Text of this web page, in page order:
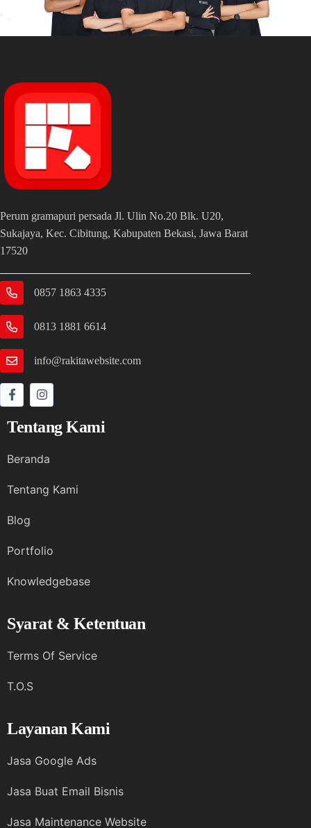
Perum gramapuri persada Jl. Ulin No.20 Blk. U20,
Sukajaya, Kec. Cibitung, Kabupaten Bekasi, Jawa Barat
17520
0857 1863 4335
0813 1881 6614
info@rakitawebsite.com
Tentang Kami
Beranda
Tentang Kami
Blog
Portfolio
Knowledgebase
Syarat & Ketentuan
Terms Of Service
T.O.S
Layanan Kami
Jasa Google Ads
Jasa Buat Email Bisnis
Jasa Maintenance Website